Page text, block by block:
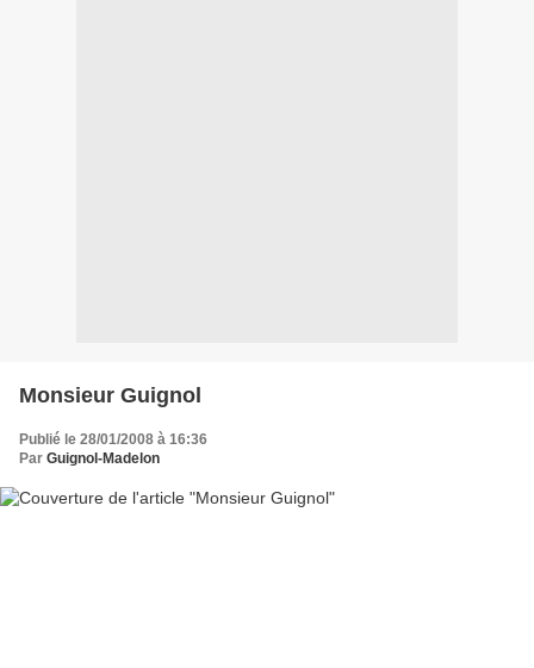
Monsieur Guignol
Publié le 28/01/2008 à 16:36
Par Guignol-Madelon